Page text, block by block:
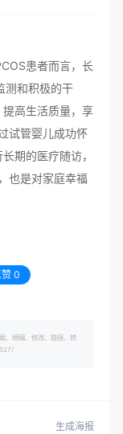
患者而言，长
测和积极的干
高生活质量，享
试管婴儿成功怀
期的医疗随访，
也是对家庭幸福
赞 0
、摘编、修改、链接、转
生成海报